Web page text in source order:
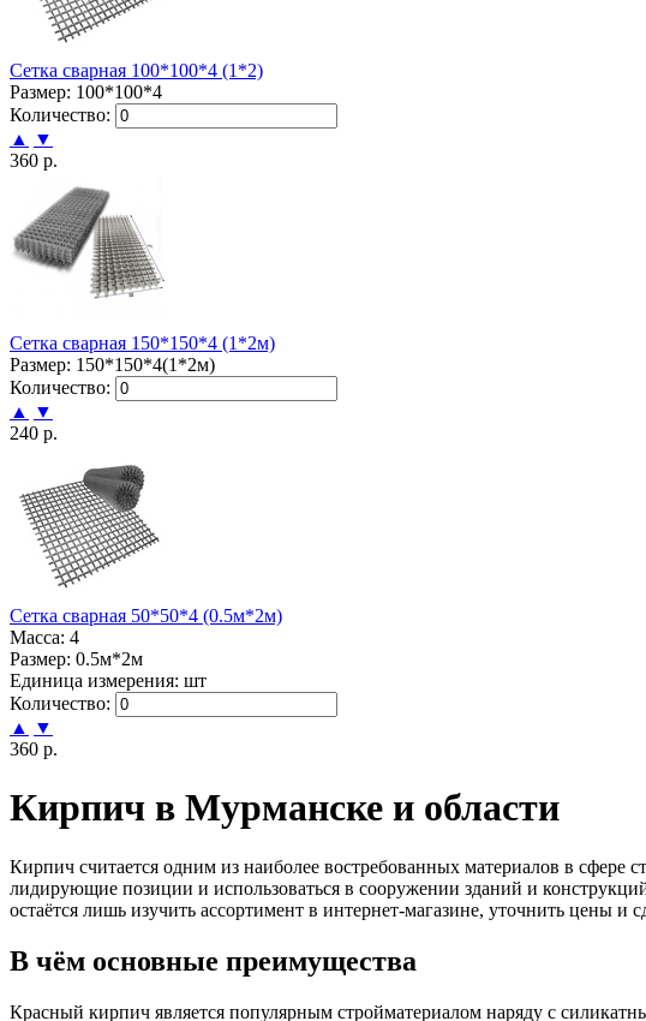
Сетка сварная 100*100*4 (1*2)
Размер: 100*100*4
Количество:
▲
▼
360 р.
Сетка сварная 150*150*4 (1*2м)
Размер: 150*150*4(1*2м)
Количество:
▲
▼
240 р.
Сетка сварная 50*50*4 (0.5м*2м)
Масса: 4
Размер: 0.5м*2м
Единица измерения: шт
Количество:
▲
▼
360 р.
Кирпич в Мурманске и области
Кирпич считается одним из наиболее востребованных материалов в сфере
лидирующие позиции и использоваться в сооружении зданий и
остаётся лишь изучить ассортимент в интернет-магазине, уточнить цены и
В чём основные преимущества
Красный кирпич является популярным стройматериалом наряду с